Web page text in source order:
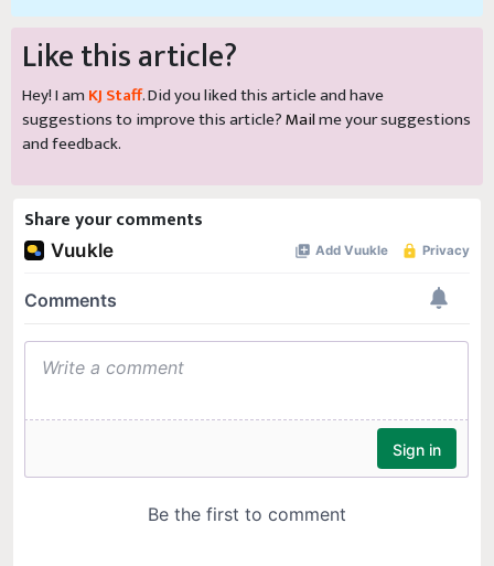
Like this article?
Hey! I am KJ Staff. Did you liked this article and have
suggestions to improve this article?Mailme your suggestions
and feedback.
Share your comments